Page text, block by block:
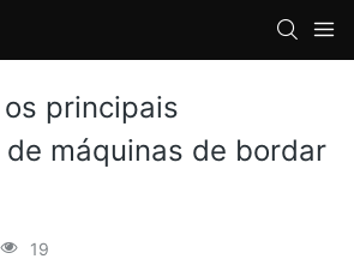
principais
máquinas de bordar
19